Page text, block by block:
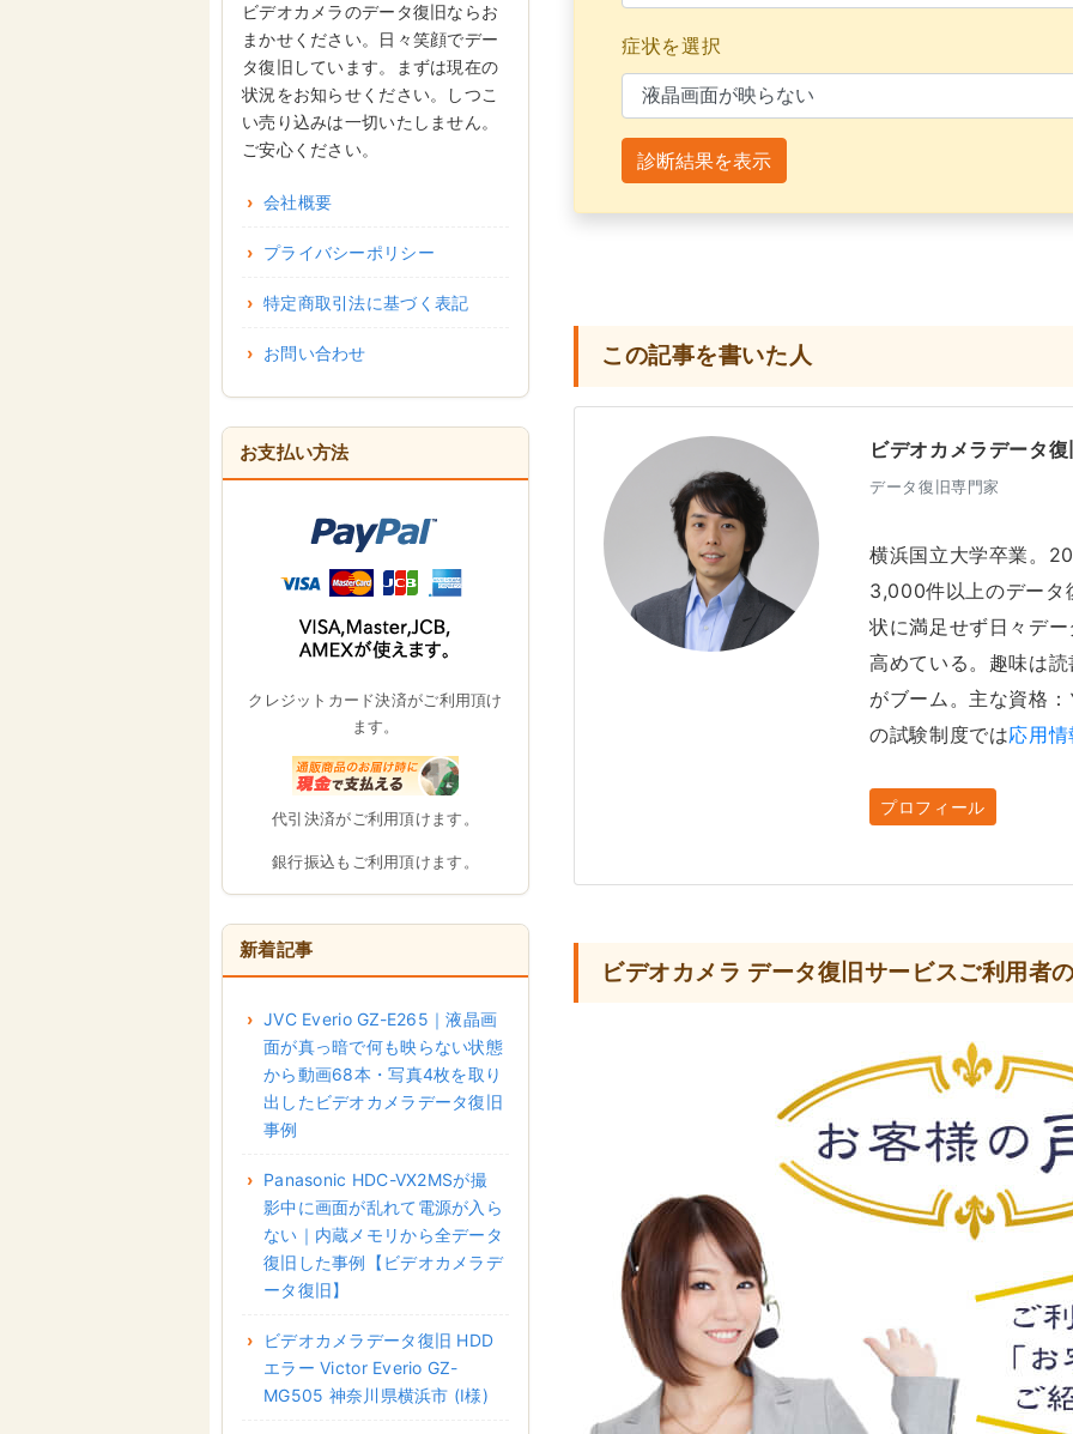
症状を選択
診断結果を表示
この記事を書いた人
ビデオカメラデータ
データ復旧専門家
横浜国立大学卒業。
3,000件以上のデータ
状に満足せず日々デ
高めている。趣味は
がブーム。主な資格
の試験制度では応用
プロフィール
ビデオカメラ データ復旧サービスご利用者
ビデオカメラのデータ復旧ならお
まかせください。日々笑顔でデー
タ復旧しています。まずは現在の
状況をお知らせください。しつこ
い売り込みは一切いたしません。
ご安心ください。
会社概要
プライバシーポリシー
特定商取引法に基づく表記
お問い合わせ
お支払い方法
クレジットカード決済がご利用頂け
ます。
代引決済がご利用頂けます。
銀行振込もご利用頂けます。
新着記事
JVC Everio GZ-E265｜液晶画
面が真っ暗で何も映らない状態
から動画68本・写真4枚を取り
出したビデオカメラデータ復旧
事例
Panasonic HDC-VX2MSが撮
影中に画面が乱れて電源が入ら
ない｜内蔵メモリから全データ
復旧した事例【ビデオカメラデ
ータ復旧】
ビデオカメラデータ復旧 HDD
エラー Victor Everio GZ-
MG505 神奈川県横浜市 (I様)